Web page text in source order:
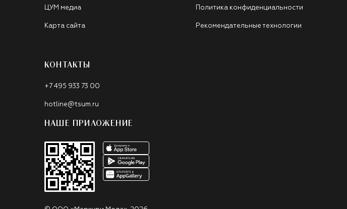
ЦУМ медиа
Карта сайта
Политика конфиденциальности
Рекомендательные технологии
КОНТАКТЫ
+7 495 933 73 00
hotline@tsum.ru
НАШЕ ПРИЛОЖЕНИЕ